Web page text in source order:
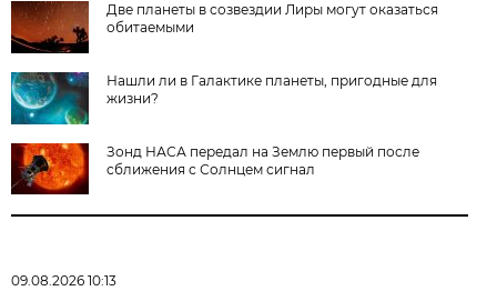
Две планеты в созвездии Лиры могут оказаться
обитаемыми
Нашли ли в Галактике планеты, пригодные для
жизни?
Зонд НАСА передал на Землю первый после
сближения с Солнцем сигнал
09.08.2026 10:13